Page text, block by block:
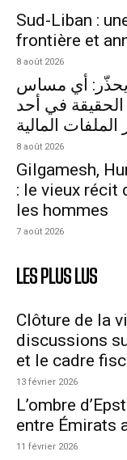
Sud-Liban :
frontière et
8 août 2026
يحذّر: أي مساس
في أحد
الملفات المالية
8 août 2026
Gilgamesh,
: le vieux récit
les hommes
7 août 2026
LES PLUS LUS
Clôture de la
discussions
et le cadre
13 février 2026
L’ombre
entre Émirats
11 février 2026